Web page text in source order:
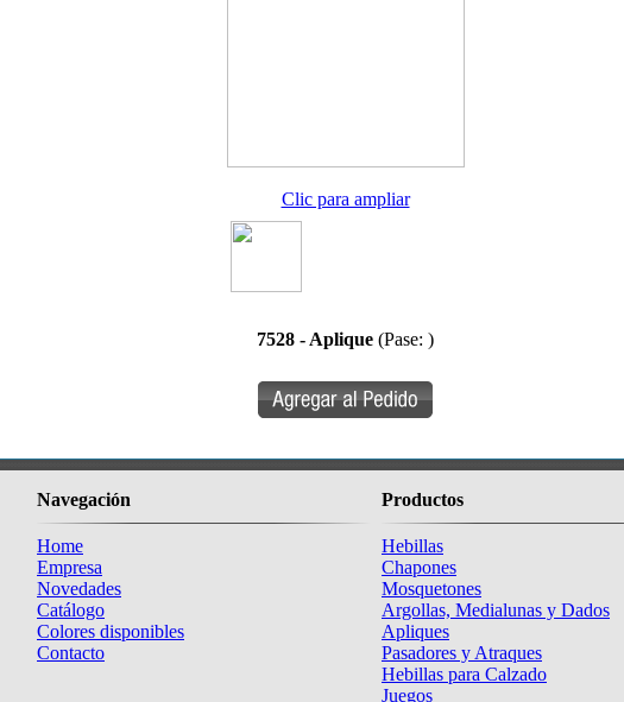
Clic para ampliar
7528 - Aplique (Pase: )
Navegación
Home
Empresa
Novedades
Catálogo
Colores disponibles
Contacto
Productos
Hebillas
Chapones
Mosquetones
Argollas, Medialunas y Dados
Apliques
Pasadores y Atraques
Hebillas para Calzado
Juegos